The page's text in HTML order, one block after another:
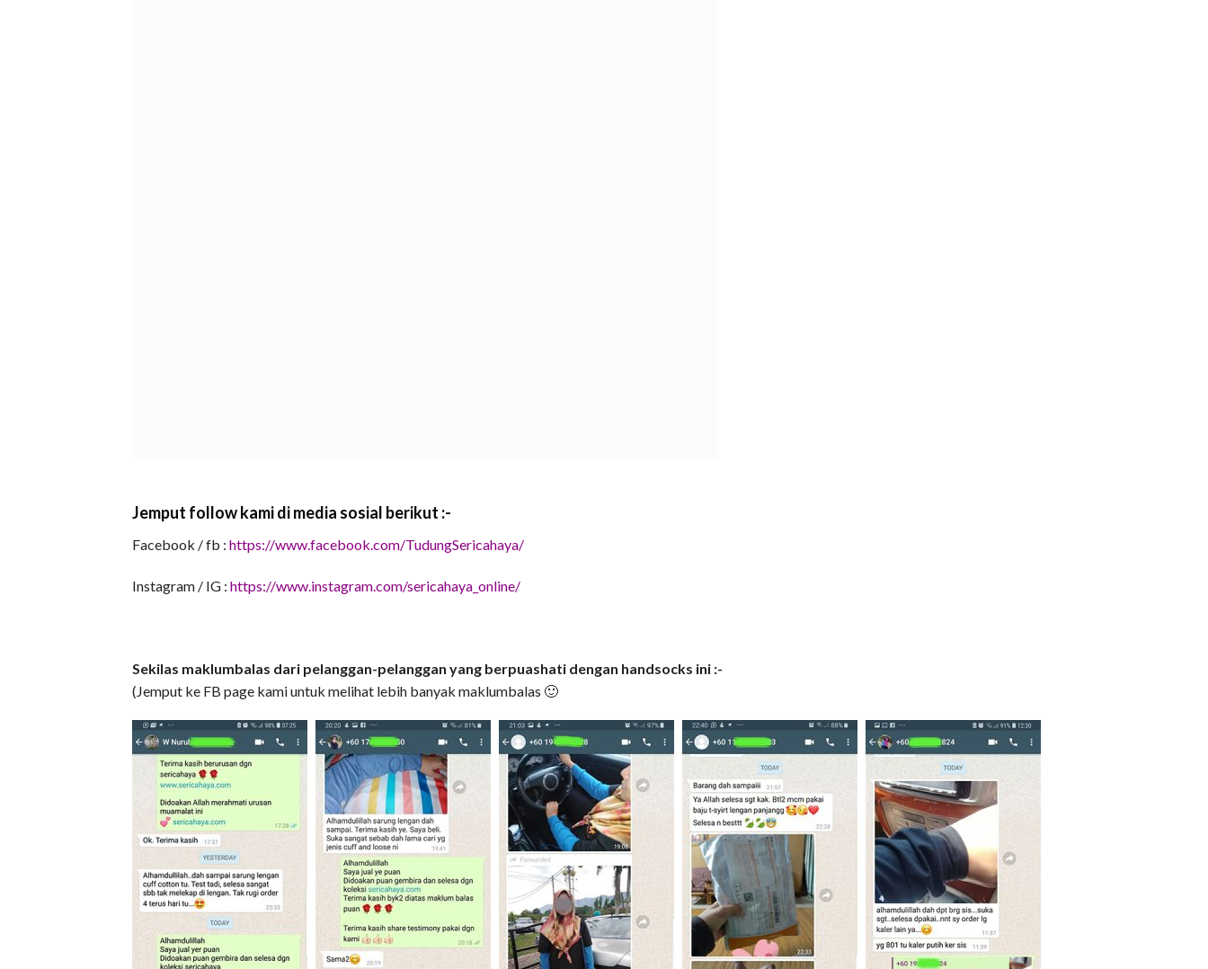
Jemput follow kami di media sosial berikut :-
Facebook / fb : https://www.facebook.com/TudungSericahaya/
Instagram / IG : https://www.instagram.com/sericahaya_online/
Sekilas maklumbalas dari pelanggan-pelanggan yang berpuashati dengan handsocks ini :-
(Jemput ke FB page kami untuk melihat lebih banyak maklumbalas 🙂